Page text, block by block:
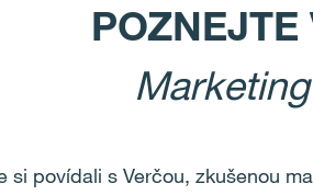
povídali s Verčou, zkušenou